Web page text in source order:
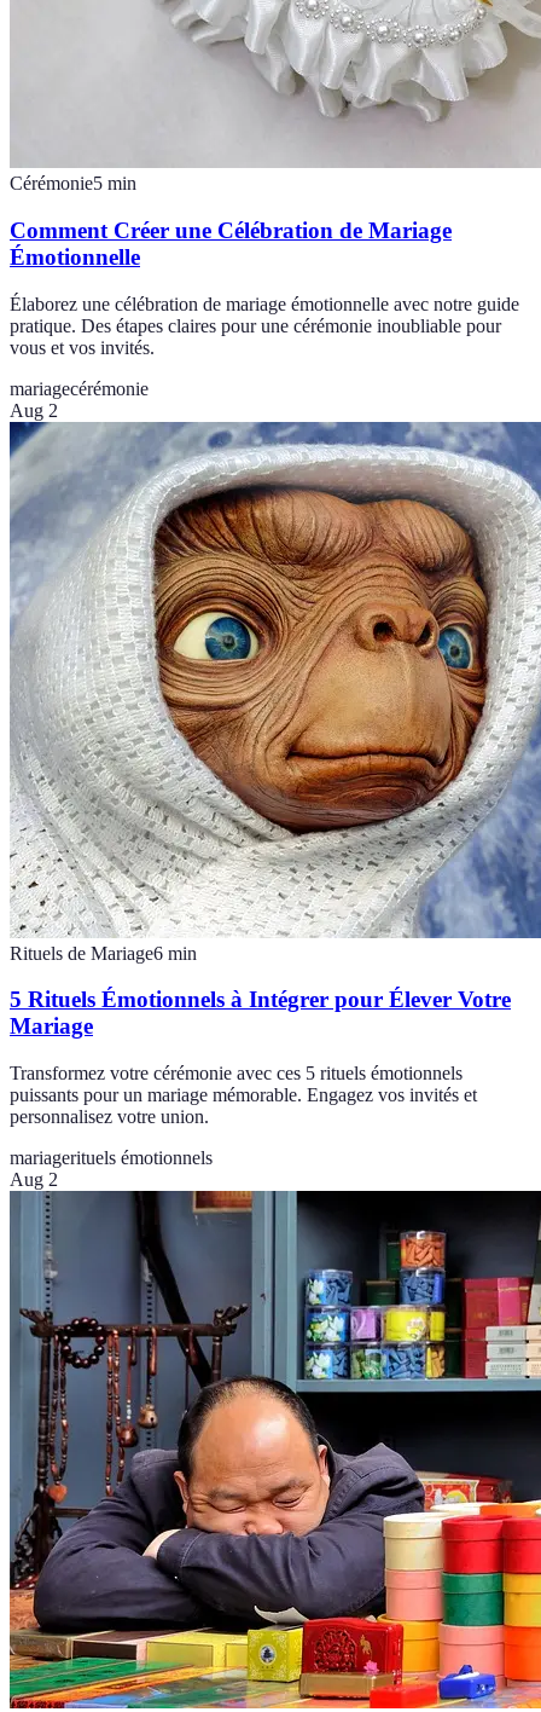
Cérémonie5 min
Comment Créer une Célébration de Mariage
Émotionnelle
Élaborez une célébration de mariage émotionnelle avec notre guide
pratique. Des étapes claires pour une cérémonie inoubliable pour
vous et vos invités.
mariagecérémonie
Aug 2
Rituels de Mariage6 min
5 Rituels Émotionnels à Intégrer pour Élever Votre
Mariage
Transformez votre cérémonie avec ces 5 rituels émotionnels
puissants pour un mariage mémorable. Engagez vos invités et
personnalisez votre union.
mariagerituels émotionnels
Aug 2